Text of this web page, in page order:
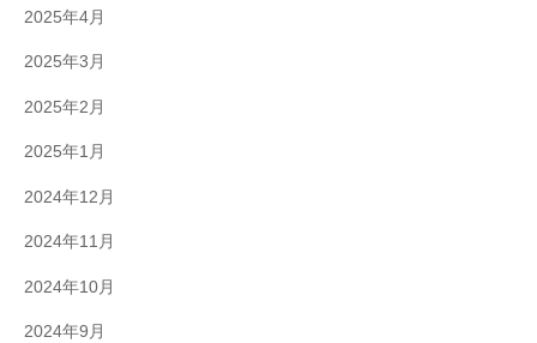
2025年4月
2025年3月
2025年2月
2025年1月
2024年12月
2024年11月
2024年10月
2024年9月